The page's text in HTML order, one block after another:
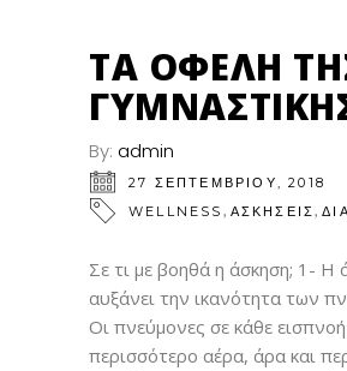
ΤΑ ΟΦΈΛΗ
By: admin
27 ΣΕΠΤΕΜΒΡΊΟΥ, 2018
WELLNESS , ΑΣΚΗΣΕΙΣ,
Σε τι με βοηθά η άσκηση; 1- Η
αυξάνει την ικανότητα των
Οι πνεύμονες σε κάθε
περισσότερο αέρα, άρα και